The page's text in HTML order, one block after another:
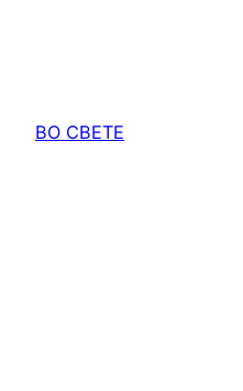
ВО СВЕТЕ